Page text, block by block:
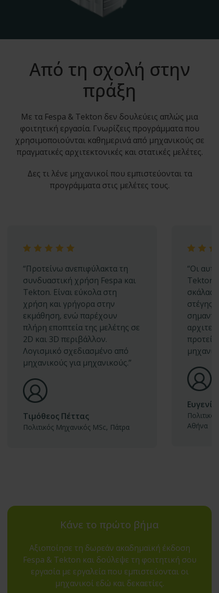
Από τη σχολή στην
πράξη
Με τα Fespa & Tekton δεν δουλεύεις απλώς μια
φοιτητική εργασία. Γνωρίζεις προγράμματα που
χρησιμοποιούνται καθημερινά από μηχανικούς σε
πραγματικές αρχιτεκτονικές και στατικές μελέτες.
Δες τι λένε μηχανικοί που εμπιστεύονται τα
προγράμματα στις μελέτες τους.
“Προτείνω ανεπιφύλακτα τη
συνδυαστική χρήση Fespa και
Tekton. Είναι εύκολα στη
χρήση και γρήγορα στην
εκμάθηση, ενώ παρέχουν
πλήρη εποπτεία της μελέτης σε
2D και 3D περιβάλλον.
Λογισμικό σχεδιασμένο από
μηχανικούς για μηχανικούς.”
Τιμόθεος Πέττας
Πολιτικός Μηχανικός MSc, Πάτρα
“Οι
Tekton,
σκάλας
στέγης,
Αθήνα
Κάνε το πρώτο βήμα
Αξιοποίησε τη δωρεάν ακαδημαϊκή έκδοση
Fespa & Tekton και δούλεψε τη φοιτητική σου
εργασία με εργαλεία που εμπιστεύονται οι
μηχανικοί εδώ και δεκαετίες.